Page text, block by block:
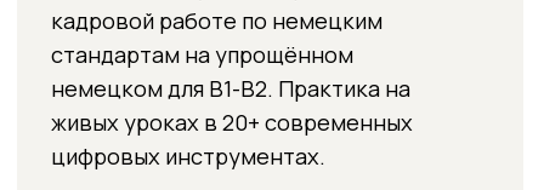
зарплате, требованиям
Напишетерезюме